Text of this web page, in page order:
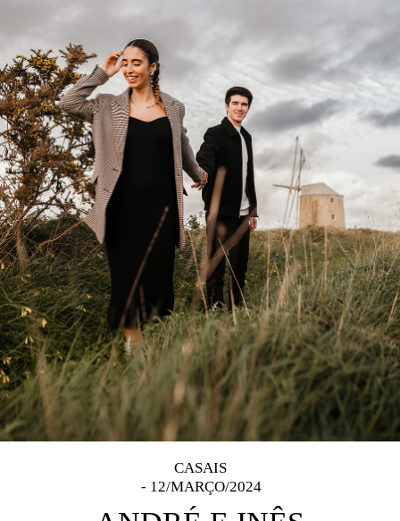
CASAIS
12/MARÇO/2024